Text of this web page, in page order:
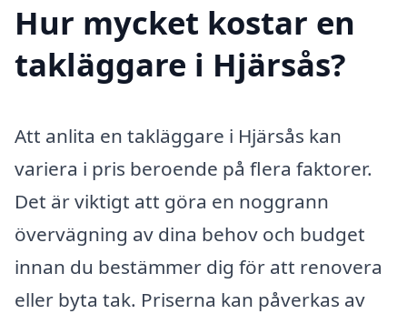
Hur mycket kostar en
takläggare i Hjärsås?
Att anlita en takläggare i Hjärsås kan
variera i pris beroende på flera faktorer.
Det är viktigt att göra en noggrann
övervägning av dina behov och budget
innan du bestämmer dig för att renovera
eller byta tak. Priserna kan påverkas av